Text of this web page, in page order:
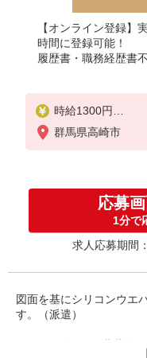
【オンライン登録】
時間に登録可能！
履歴書・職務経歴書
時給1300円
月収例：224、
残業・休日出勤手
群馬県高崎市
応募
1分で
求人応募期間
図面を基にシリコンウエ
す。（派遣）